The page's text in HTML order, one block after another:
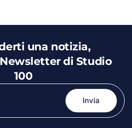
una notizia,
di Studio
100